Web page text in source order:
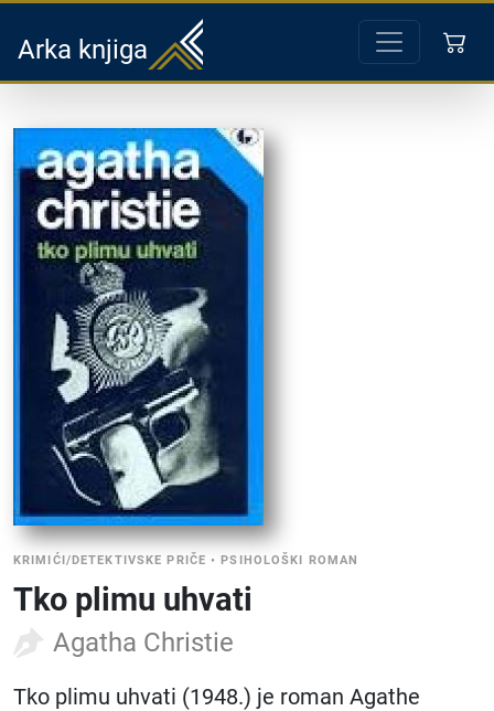
Arka knjiga
KRIMIĆI/DETEKTIVSKE PRIČE •PSIHOLOŠKI ROMAN
Tko plimu uhvati
Agatha Christie
Tko plimu uhvati (1948.) je roman Agathe